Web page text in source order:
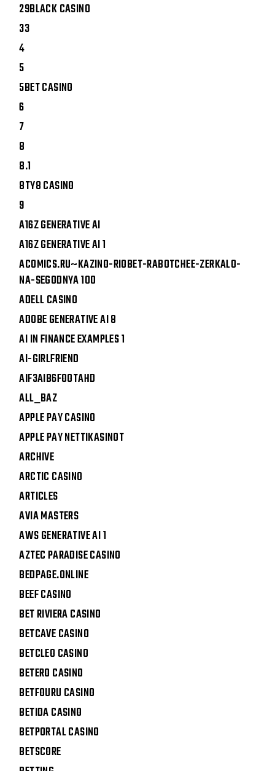
29BLACK CASINO
33
4
5
5BET CASINO
6
7
8
8.1
8TY8 CASINO
9
A16Z GENERATIVE AI
A16Z GENERATIVE AI 1
ACOMICS.RU~KAZINO-RIOBET-RABOTCHEE-ZERKALO-
NA-SEGODNYA 100
ADELL CASINO
ADOBE GENERATIVE AI 8
AI IN FINANCE EXAMPLES 1
AI-GIRLFRIEND
AIF3AIB6FOOTAHD
ALL_BAZ
APPLE PAY CASINO
APPLE PAY NETTIKASINOT
ARCHIVE
ARCTIC CASINO
ARTICLES
AVIA MASTERS
AWS GENERATIVE AI 1
AZTEC PARADISE CASINO
BEDPAGE.ONLINE
BEEF CASINO
BET RIVIERA CASINO
BETCAVE CASINO
BETCLEO CASINO
BETERO CASINO
BETFOURU CASINO
BETIDA CASINO
BETPORTAL CASINO
BETSCORE